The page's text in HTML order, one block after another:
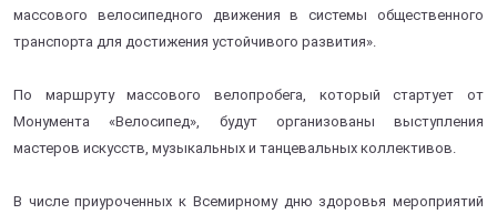
массового велосипедного движения в системы общественного
транспорта для достижения устойчивого развития».
По маршруту массового велопробега, который стартует от
Монумента «Велосипед», будут организованы выступления
мастеров искусств, музыкальных и танцевальных коллективов.
В числе приуроченных к Всемирному дню здоровья мероприятий